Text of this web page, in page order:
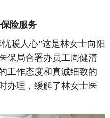
险服务
人心”这是林女士向阳
保局合署办员工周健清
工作态度和真诚细致的
办理，缓解了林女士医